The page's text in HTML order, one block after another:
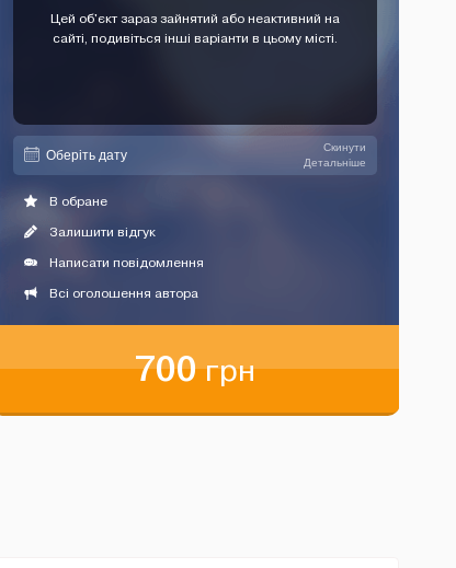
Цей об'єкт зараз зайнятий або неактивний на
сайті, подивіться інші варіанти в цьому місті.
Скинути
Детальніше
В обране
Залишити відгук
Написати повідомлення
Всі оголошення автора
700грн